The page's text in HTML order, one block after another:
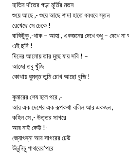
হাতির দাঁতের গড়া মূর্তির মতন
শুয়ে আছে ,- শুয়ে আছে শাদা হাতে ধবধবে স্তন
রেখেছে সে ঢেকে !
বাকিটুকু ,-থাক – আহা , একজনের দেখে শুধু – দেখে না
এই ছবি !
দিনের আলোয় তার মুছে যায় সবি ! –
আজো তবু খুঁজি
কোথায় ঘুমন্ত তুমি চোখ আছো বুজি !
কুমারের শেষ হলে পরে ,-
আর এক দেশের এক রূপকথা বলিল আর একজন ,
কহিল সে ,- উত্তর সাগরে
আর নাই কেউ !-
জ্যোৎস্না আর সাগরের ঢেউ
উঁচুনিচু পাথরের’পরে